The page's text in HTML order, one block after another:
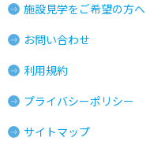
施設見学をご希望の方へ
お問い合わせ
利用規約
プライバシーポリシー
サイトマップ